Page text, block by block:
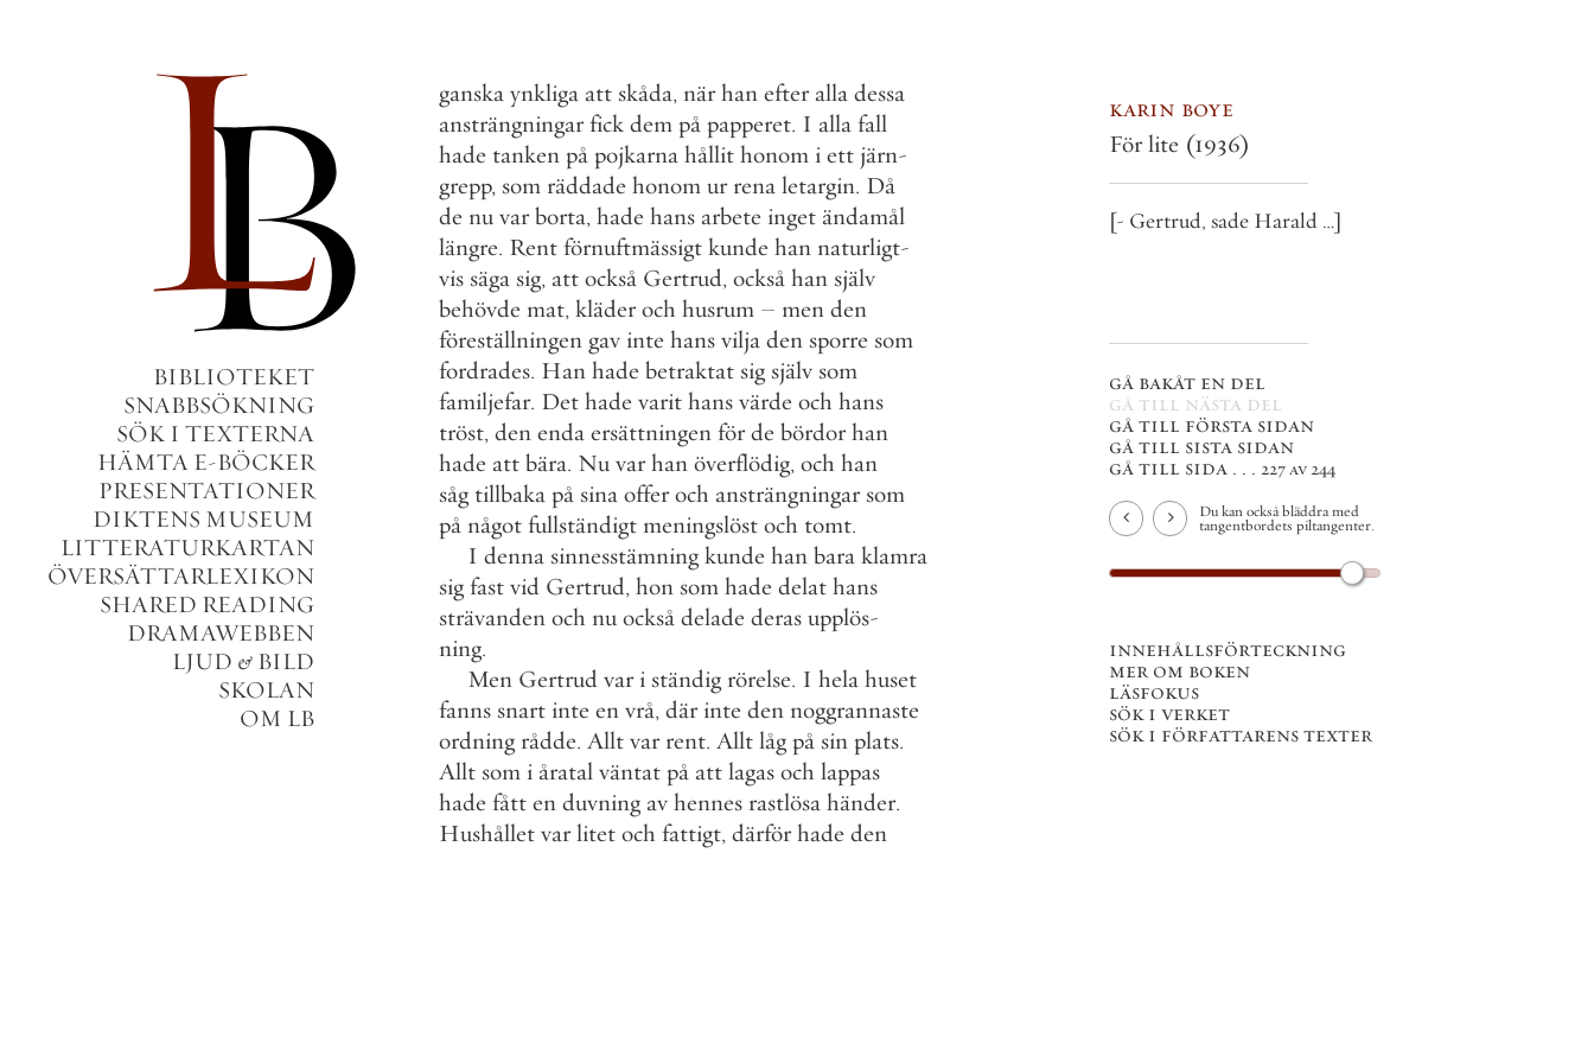
BIBLIOTEKET
SNABBSÖKNING
SÖK I TEXTERNA
HÄMTA E-BÖCKER
PRESENTATIONER
DIKTENS MUSEUM
LITTERATURKARTAN
ÖVERSÄTTARLEXIKON
SHARED READING
DRAMAWEBBEN
LJUD & BILD
SKOLAN
OM LB
ganska ynkliga att skåda, när han efter alla dessa
ansträngningar fick dem på papperet. I alla fall
hade tanken på pojkarna hållit honom i ett järn-
grepp, som räddade honom ur rena letargin. Då
de nu var borta, hade hans arbete inget ändamål
längre. Rent förnuftmässigt kunde han naturligt-
vis säga sig, att också Gertrud, också han själv
behövde mat, kläder och husrum – men den
föreställningen gav inte hans vilja den sporre som
fordrades. Han hade betraktat sig själv som
familjefar. Det hade varit hans värde och hans
tröst, den enda ersättningen för de bördor han
hade att bära. Nu var han överflödig, och han
såg tillbaka på sina offer och ansträngningar som
på något fullständigt meningslöst och tomt.
I denna sinnesstämning kunde han bara klamra
sig fast vid Gertrud, hon som hade delat hans
strävanden och nu också delade deras upplös-
ning.
Men Gertrud var i ständig rörelse. I hela huset
fanns snart inte en vrå, där inte den noggrannaste
ordning rådde. Allt var rent. Allt låg på sin plats.
Allt som i åratal väntat på att lagas och lappas
hade fått en duvning av hennes rastlösa händer.
Hushållet var litet och fattigt, därför hade den
karin boye
För lite (1936)
[- Gertrud, sade Harald …]
gå bakåt en del
gå till nästa del
gå till första sidan
gå till sista sidan
gå till sida . . . 227 av 244
Du kan också bläddra med
tangentbordets piltangenter.
innehållsförteckning
mer om boken
läsfokus
sök i verket
sök i författarens texter